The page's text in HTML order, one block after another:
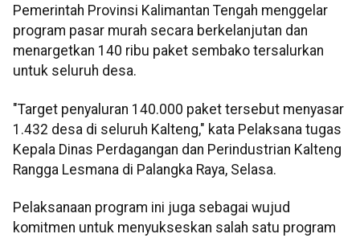
Pemerintah Provinsi Kalimantan Tengah menggelar
program pasar murah secara berkelanjutan dan
menargetkan 140 ribu paket sembako tersalurkan
untuk seluruh desa.
"Target penyaluran 140.000 paket tersebut menyasar
1.432 desa di seluruh Kalteng," kata Pelaksana tugas
Kepala Dinas Perdagangan dan Perindustrian Kalteng
Rangga Lesmana di Palangka Raya, Selasa.
Pelaksanaan program ini juga sebagai wujud
komitmen untuk menyukseskan salah satu program